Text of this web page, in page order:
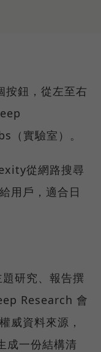
鈕，從左至右
（實驗室）。
從網路搜尋
用戶，適合日
研究、報告撰
Research 會
威資料來源，
成一份結構清